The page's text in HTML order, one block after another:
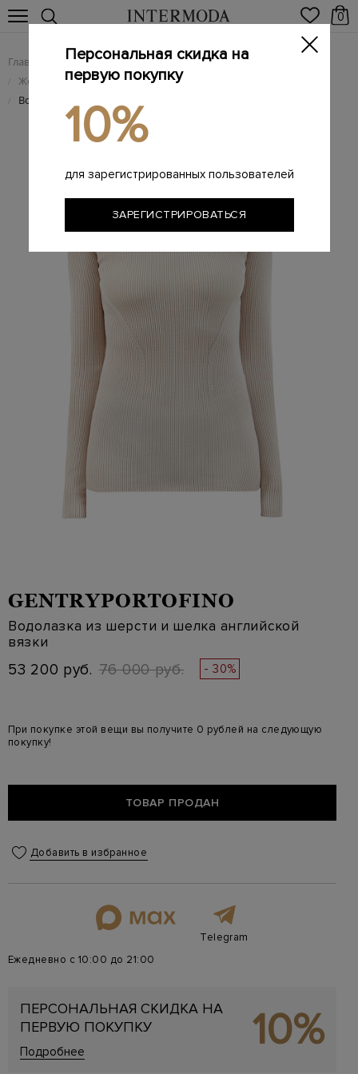
0
Главная Женщинам / Женская одежда
/ Женский трикотаж
/ Водолазка из шерсти и шелка английской вязки
GENTRYPORTOFINO
Водолазка из шерсти и шелка английской
вязки
53 200 руб. 76 000 руб. - 30%
При покупке этой вещи вы получите 0 рублей на следующую
покупку!
ТОВАР ПРОДАН
Добавить в избранное
Telegram
Ежедневно с 10:00 до 21:00
ПЕРСОНАЛЬНАЯ СКИДКА НА
ПЕРВУЮ ПОКУПКУ
Подробнее 10%
Персональная скидка на
первую покупку
10%
для зарегистрированных пользователей
ЗАРЕГИСТРИРОВАТЬСЯ